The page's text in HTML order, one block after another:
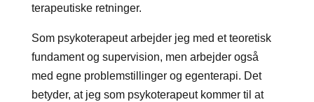
terapeutiske retninger.
Som psykoterapeut arbejder jeg med et teoretisk
fundament og supervision, men arbejder også
med egne problemstillinger og egenterapi. Det
betyder, at jeg som psykoterapeut kommer til at